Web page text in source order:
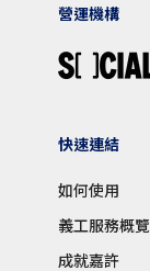
營運機構
快速連結
如何使用
義工服務概覽
成就嘉許